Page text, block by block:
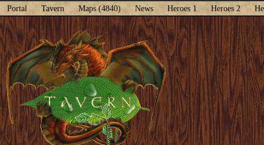
Portal Tavern Maps (4840) News Heroes 1 Heroes 2